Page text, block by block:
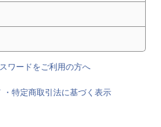
ワードをご利用の方へ
・特定商取引法に基づく表示